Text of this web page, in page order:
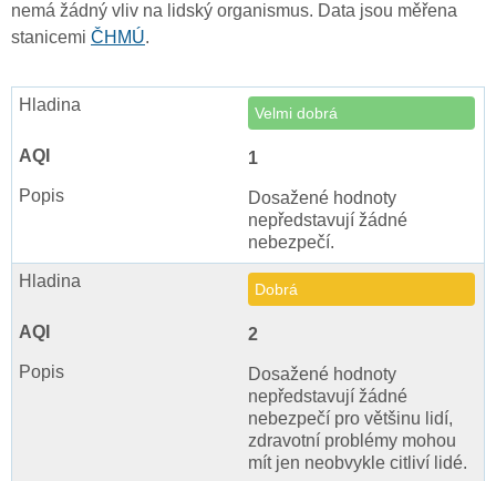
nemá žádný vliv na lidský organismus. Data jsou měřena
stanicemi ČHMÚ.
Velmi dobrá
1
Dosažené hodnoty
nepředstavují žádné
nebezpečí.
Dobrá
2
Dosažené hodnoty
nepředstavují žádné
nebezpečí pro většinu lidí,
zdravotní problémy mohou
mít jen neobvykle citliví lidé.